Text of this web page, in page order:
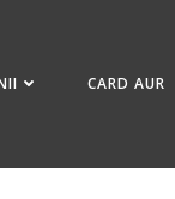
CARD AUR